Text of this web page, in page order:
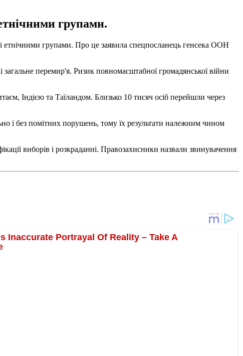
групами.
етнічними групами. Про це заявила спецпосланець генсека ООН
загальне перемир'я. Ризик повномасштабної громадянської війни
Індією та Таїландом. Близько 10 тисяч осіб перейшли через
і без помітних порушень, тому їх результати належним чином
виборів і розкраданні. Правозахисники назвали звинувачення